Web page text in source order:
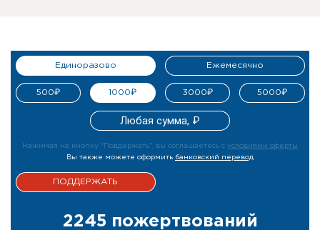
Единоразово Ежемесячно
500₽ 1000₽ 3000₽ 5000₽
Нажимая на кнопку "Поддержать", вы соглашаетесь с условиями оферты
Вы также можете оформить банковский перевод
2245 пожертвований